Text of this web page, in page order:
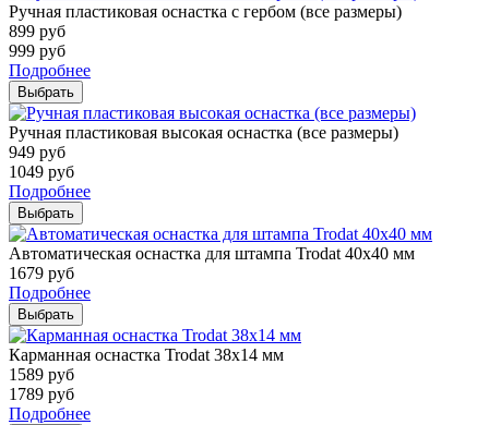
Ручная пластиковая оснастка с гербом (все размеры)
899 руб
999 руб
Подробнее
Выбрать
Ручная пластиковая высокая оснастка (все размеры)
949 руб
1049 руб
Подробнее
Выбрать
Автоматическая оснастка для штампа Trodat 40х40 мм
1679 руб
Подробнее
Выбрать
Карманная оснастка Trodat 38х14 мм
1589 руб
1789 руб
Подробнее